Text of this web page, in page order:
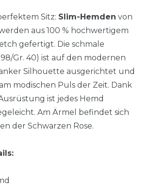
Sitz: Slim-Hemden von
aus 100 % hochwertigem
gefertigt. Die schmale
Gr. 40) ist auf den modernen
Silhouette ausgerichtet und
modischen Puls der Zeit. Dank
ist jedes Hemd
Am Ärmel befindet sich
der Schwarzen Rose.